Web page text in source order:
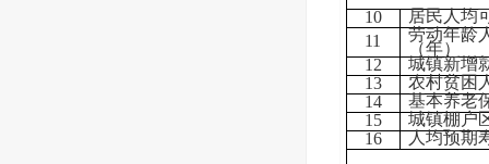
10
居民人均
11
劳动年龄
（年）
12
城镇新增
13
农村贫困
14
基本养老
15
城镇棚户
16
人均预期